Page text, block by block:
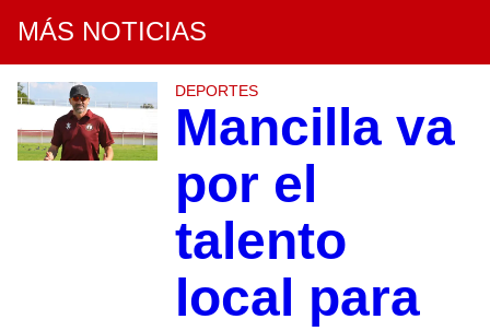
MÁS NOTICIAS
DEPORTES
Mancilla va
por el
talento
local para